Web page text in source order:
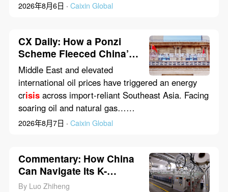
2026年8月6日 · Caixin Global
CX Daily: How a Ponzi
Scheme Fleeced China’s
Elderly
Middle East and elevated
international oil prices have triggered an energy
crisisacross import-reliant Southeast Asia. Facing
soaring oil and natural gas……
2026年8月7日 · Caixin Global
Commentary: How China
Can Navigate Its K-
Shaped Transformation
By Luo Zhiheng